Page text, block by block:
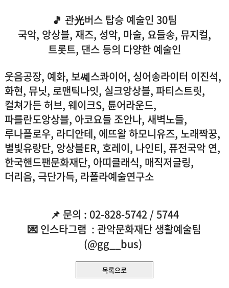
🎵 관光버스 탑승 예술인 30팀
국악, 앙상블, 재즈, 성악, 마술, 요들송, 뮤지컬,
트롯트, 댄스 등의 다양한 예술인
웃음공장, 예화, 보쎼스콰이어, 싱어송라이터 이진석,
화현, 뮤닛, 로맨틱나잇, 실크앙상블, 파티스트릿,
컬쳐가든 허브, 웨이크S, 튠어라운드,
파를란도앙상블, 아코요들 조안나, 새벽노들,
루나플로우, 라디안테, 에뜨왈 하모니유즈, 노래짝꿍,
별빛유랑단, 앙상블ER, 호레이, 나인티, 퓨전국악 연,
한국핸드팬문화재단, 아띠클래식, 매직저글링,
더리음, 극단가득, 라폴라예술연구소
📌 문의 : 02-828-5742 / 5744
💌 인스타그램 : 관악문화재단 생활예술팀
(@gg__bus)
목록으로